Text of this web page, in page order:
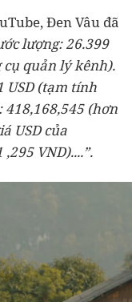
Đen Vâu đã
lượng: 26.399
cụ quản lý kênh).
USD (tạm tính
418,168,545 (hơn
USD của
VND)....”.